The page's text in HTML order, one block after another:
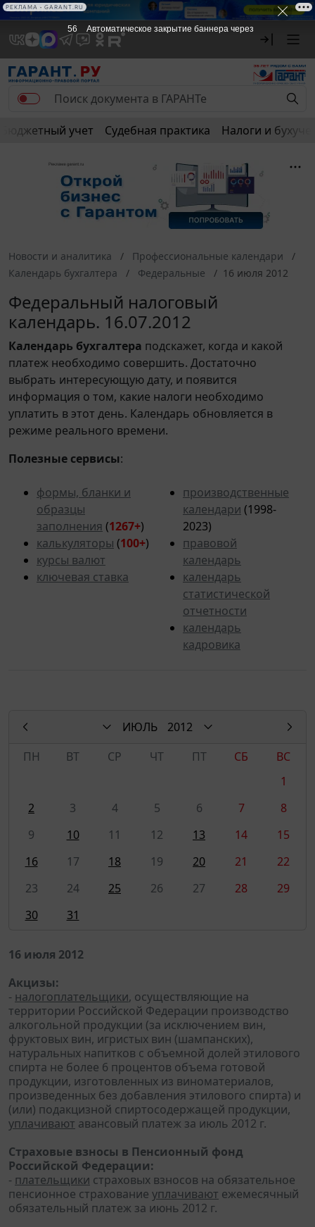
Бюджетный учет Судебная практика Налоги и
Новости и аналитика
Профессиональные календари
Календарь бухгалтера
Федеральные 16 июля 2012
Федеральный налоговый
календарь. 16.07.2012
Календарь бухгалтера подскажет, когда и какой
платеж необходимо совершить. Достаточно
выбрать интересующую дату, и появится
информация о том, какие налоги необходимо
уплатить в этот день. Календарь обновляется в
режиме реального времени.
Полезные сервисы:
формы, бланки и
образцы
заполнения (1267+)
калькуляторы (100+)
курсы валют
ключевая ставка
производственные
календари (1998-
2023)
правовой
календарь
календарь
статистической
отчетности
календарь
кадровика
ИЮЛЬ
2012
ПН
ВТ СР ЧТ ПТ СБ
ВС
1
2
3 4 5 6 7
8
9
10 11 12 13 14
15
16
17 18 19 20 21
22
23
24 25 26 27 28
29
30
31
16 июля 2012
Акцизы:
- налогоплательщики, осуществляющие на
территории Российской Федерации производство
алкогольной продукции (за исключением вин,
фруктовых вин, игристых вин (шампанских),
натуральных напитков с объемной долей этилового
спирта не более 6 процентов объема готовой
продукции, изготовленных из виноматериалов,
произведенных без добавления этилового спирта) и
(или) подакцизной спиртосодержащей продукции,
уплачивают авансовый платеж за июль 2012 г.
Страховые взносы в Пенсионный фонд
Российской Федерации:
- плательщики страховых взносов на обязательное
пенсионное страхование уплачивают ежемесячный
обязательный платеж за июнь 2012 г.
56 Автоматическое закрытие баннера через
РЕКЛАМА • GARANT.RU